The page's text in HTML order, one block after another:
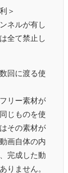
＞
ネルが有し
全て禁止し
回に渡る使
リー素材が
じものを使
その素材が
画自体の内
完成した動
りません。